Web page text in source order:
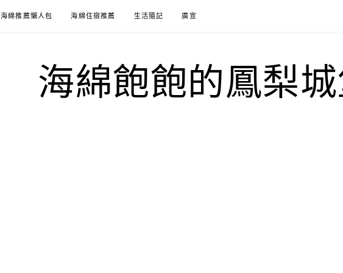
海綿推薦懶人包 海綿住宿推薦 生活隨記 廣宣
海綿飽飽的鳳梨